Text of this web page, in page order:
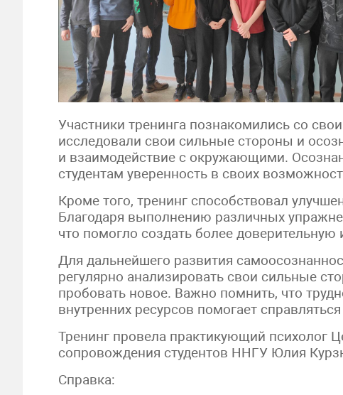
Участники тренинга познакомились со
исследовали свои сильные стороны и
и взаимодействие с окружающими.
студентам уверенность в своих
Кроме того, тренинг способствовал
Благодаря выполнению различных
что помогло создать более
Для дальнейшего развития
регулярно анализировать свои сильные
пробовать новое. Важно помнить, что
внутренних ресурсов помогает
Тренинг провела практикующий психолог
сопровождения студентов ННГУ Юлия
Справка: